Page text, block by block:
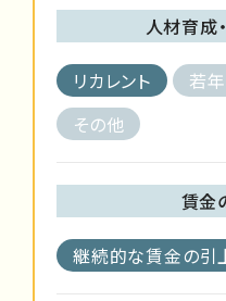
人材育成
リカレント
若
その他
賃金
継続的な賃金の引